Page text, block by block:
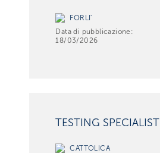
FORLI'
Data di pubblicazione:
18/03/2026
TESTING SPECIALIST
CATTOLICA